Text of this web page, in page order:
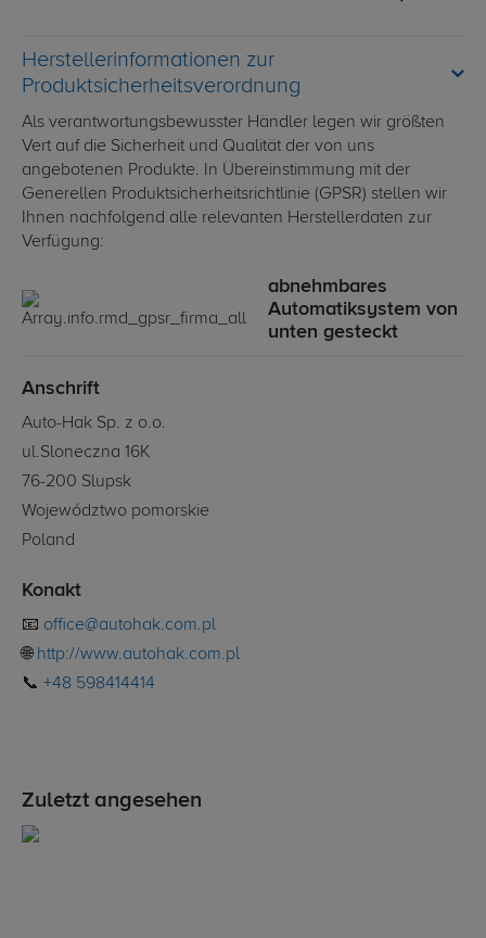
Herstellerinformationen zur
Produktsicherheitsverordnung
Als verantwortungsbewusster Händler legen wir größten
Vert auf die Sicherheit und Qualität der von uns
angebotenen Produkte. In Übereinstimmung mit der
Generellen Produktsicherheitsrichtlinie (GPSR) stellen wir
Ihnen nachfolgend alle relevanten Herstellerdaten zur
Verfügung:
abnehmbares
Automatiksystem von
unten gesteckt
Anschrift
Auto-Hak Sp. z o.o.
ul.Sloneczna 16K
76-200 Slupsk
Województwo pomorskie
Poland
Konakt
📧 office@autohak.com.pl
🌐 http://www.autohak.com.pl
📞 +48 598414414
Zuletzt angesehen